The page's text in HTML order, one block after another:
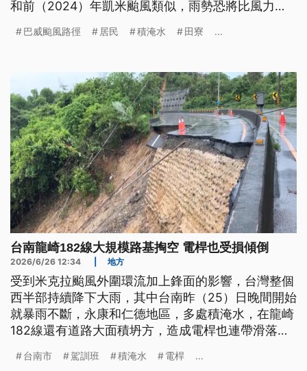
和前（2024）年凱米颱風類似，雨勢恐將比風力
清淤、排水狀況。航運部分，往來高雄馬公的澎湖輪
巴威颱風路徑 居民 積淹水 田寮 ...
台南龍崎182線大規模路基掏空 電桿也受損傾倒
2026/6/26 12:34 地方
受到米克拉颱風外圍環流加上鋒面的影響，台灣整個
西半部持續降下大雨，其中台南昨（25）日晚間開始
就暴雨不斷，永康和仁德地區，多處積淹水，在龍崎
182線還有道路大面積坍方，造成電桿也連帶滑落到
被迫牽車 通行，還有駕訓班教練車全泡在泥水中。
台南市 駕訓班 積淹水 電桿 ...